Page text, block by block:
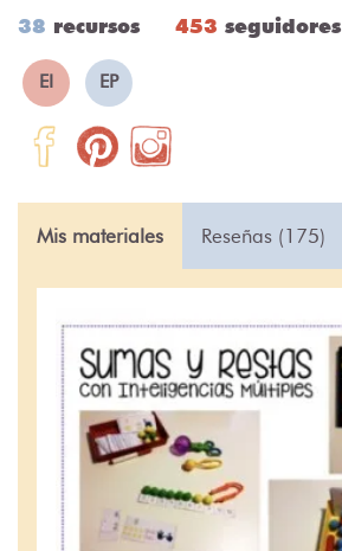
38 recursos 453 seguidores
EI EP
Mis materiales Reseñas (175)